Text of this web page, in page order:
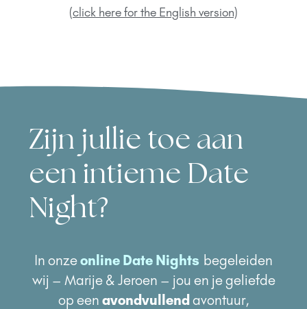
(click here for the English version)
Zijn jullie toe aan
een intieme Date
Night?
In onzeonline Date Nights begeleiden
wij – Marije & Jeroen – jou en je geliefde
op een avondvullendavontuur,